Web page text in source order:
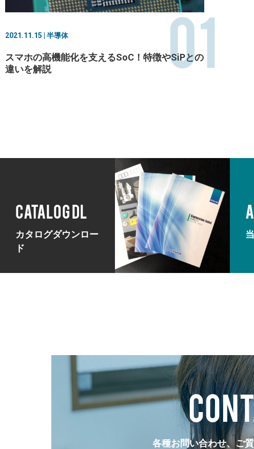
2021.11.15 | 半導体
スマホの高機能化を支えるSoC！特徴やSiPとの
違いを解説
01
CATALOG DL
カタログダウンロー
ド
各種お問い合わせ、ご